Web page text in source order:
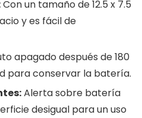
Con un tamaño de 12.5 x 7.5
y es fácil de
apagado después de 180
para conservar la batería.
Alerta sobre batería
desigual para un uso